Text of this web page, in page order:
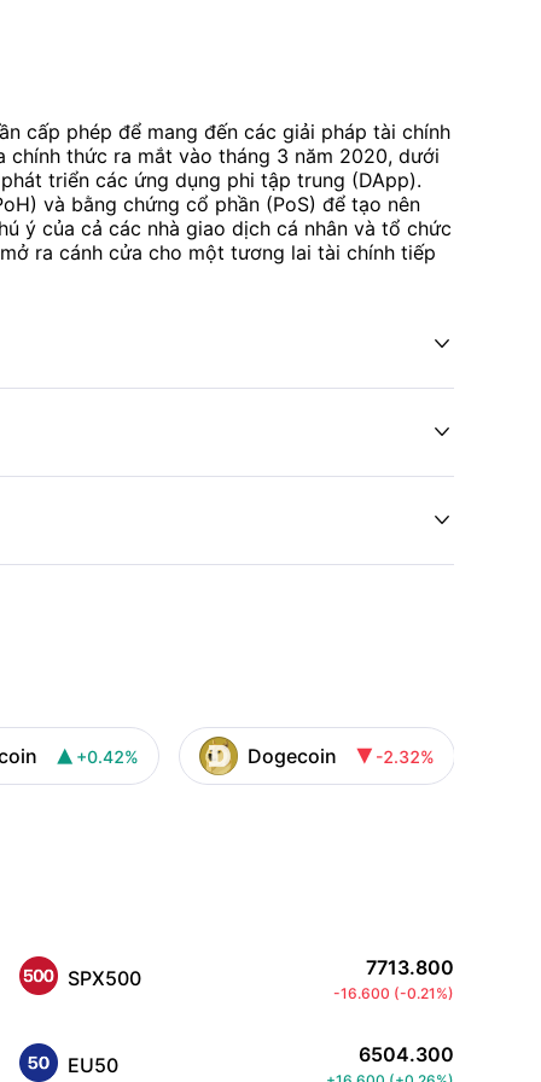
cấp phép để mang đến các giải pháp tài chính
chính thức ra mắt vào tháng 3 năm 2020, dưới
triển các ứng dụng phi tập trung (DApp).
và bằng chứng cổ phần (PoS) để tạo nên
ý của cả các nhà giao dịch cá nhân và tổ chức
ra cánh cửa cho một tương lai tài chính tiếp



 +0.42% Dogecoin  -2.32%
SPX500 7713.800
-16.600 (-0.21%)
EU50 6504.300